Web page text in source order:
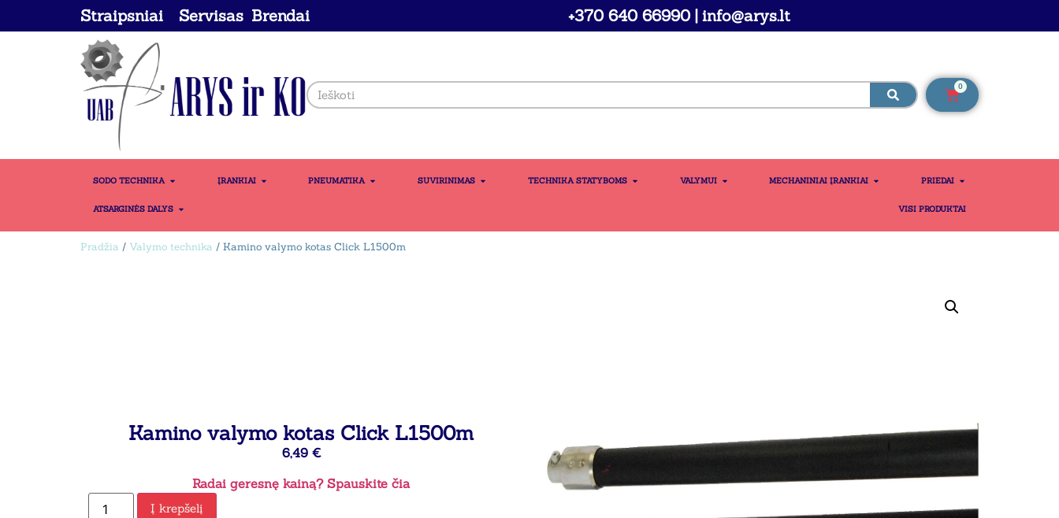
Straipsniai Servisas Brendai +370 640 66990 | info@arys.lt
0
SODO TECHNIKA ĮRANKIAI PNEUMATIKA SUVIRINIMAS TECHNIKA STATYBOMS VALYMUI MECHANINIAI ĮRANKIAI PRIEDAI
ATSARGINĖS DALYS VISI PRODUKTAI
Pradžia / Valymo technika / Kamino valymo kotas Click L1500m
Kamino valymo kotas Click L1500m
6,49 €
Radai geresnę kainą? Spauskite čia
Į krepšelį